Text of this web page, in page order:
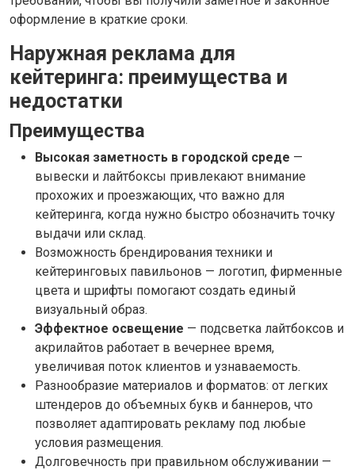
оформление в краткие сроки.
Наружная реклама для
кейтеринга: преимущества и
недостатки
Преимущества
Высокая заметность в городской среде —
вывески и лайтбоксы привлекают внимание
прохожих и проезжающих, что важно для
кейтеринга, когда нужно быстро обозначить точку
выдачи или склад.
Возможность брендирования техники и
кейтеринговых павильонов — логотип, фирменные
цвета и шрифты помогают создать единый
визуальный образ.
Эффектное освещение — подсветка лайтбоксов и
акрилайтов работает в вечернее время,
увеличивая поток клиентов и узнаваемость.
Разнообразие материалов и форматов: от легких
штендеров до объемных букв и баннеров, что
позволяет адаптировать рекламу под любые
условия размещения.
Долговечность при правильном обслуживании —